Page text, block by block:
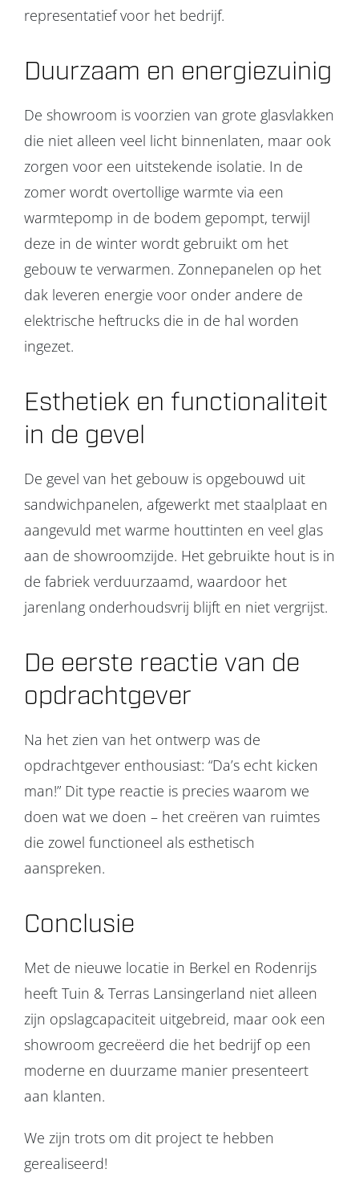
representatief voor het bedrijf.
Duurzaam en energiezuinig
De showroom is voorzien van grote glasvlakken
die niet alleen veel licht binnenlaten, maar ook
zorgen voor een uitstekende isolatie. In de
zomer wordt overtollige warmte via een
warmtepomp in de bodem gepompt, terwijl
deze in de winter wordt gebruikt om het
gebouw te verwarmen. Zonnepanelen op het
dak leveren energie voor onder andere de
elektrische heftrucks die in de hal worden
ingezet.
Esthetiek en functionaliteit
in de gevel
De gevel van het gebouw is opgebouwd uit
sandwichpanelen, afgewerkt met staalplaat en
aangevuld met warme houttinten en veel glas
aan de showroomzijde. Het gebruikte hout is in
de fabriek verduurzaamd, waardoor het
jarenlang onderhoudsvrij blijft en niet vergrijst.
De eerste reactie van de
opdrachtgever
Na het zien van het ontwerp was de
opdrachtgever enthousiast: “Da’s echt kicken
man!” Dit type reactie is precies waarom we
doen wat we doen – het creëren van ruimtes
die zowel functioneel als esthetisch
aanspreken.
Conclusie
Met de nieuwe locatie in Berkel en Rodenrijs
heeft Tuin & Terras Lansingerland niet alleen
zijn opslagcapaciteit uitgebreid, maar ook een
showroom gecreëerd die het bedrijf op een
moderne en duurzame manier presenteert
aan klanten.
We zijn trots om dit project te hebben
gerealiseerd!